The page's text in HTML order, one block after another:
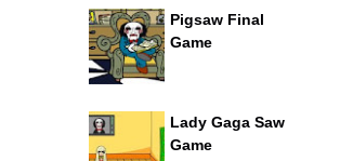
Pigsaw Final
Game
Lady Gaga Saw
Game